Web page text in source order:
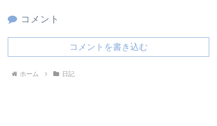
コメント
コメントを書き込む
ホーム 日記